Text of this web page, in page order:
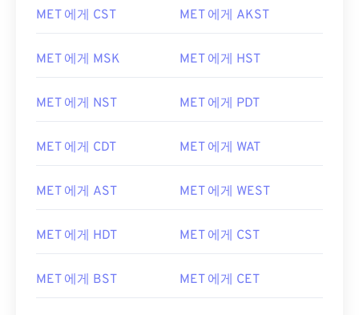
MET 에게 CST MET 에게 AKST
MET 에게 MSK MET 에게 HST
MET 에게 NST MET 에게 PDT
MET 에게 CDT MET 에게 WAT
MET 에게 AST MET 에게 WEST
MET 에게 HDT MET 에게 CST
MET 에게 BST MET 에게 CET